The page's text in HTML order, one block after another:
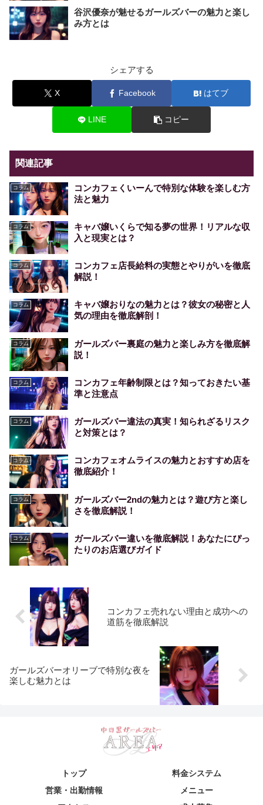
谷沢優奈が魅せるガールズバーの魅力と楽し
み方とは
シェアする
X Facebook はてブ
LINE コピー
関連記事
コラム
コンカフェくいーんで特別な体験を楽しむ方
法と魅力
コラム
キャバ嬢いくらで知る夢の世界！リアルな収
入と現実とは？
コラム
コンカフェ店長給料の実態とやりがいを徹底
解説！
コラム
キャバ嬢おりなの魅力とは？彼女の秘密と人
気の理由を徹底解剖！
コラム
ガールズバー裏庭の魅力と楽しみ方を徹底解
説！
コラム
コンカフェ年齢制限とは？知っておきたい基
準と注意点
コラム
ガールズバー違法の真実！知られざるリスク
と対策とは？
コラム
コンカフェオムライスの魅力とおすすめ店を
徹底紹介！
コラム
ガールズバー2ndの魅力とは？遊び方と楽し
さを徹底解説！
コラム
ガールズバー違いを徹底解説！あなたにぴっ
たりのお店選びガイド
コンカフェ売れない理由と成功への
道筋を徹底解説
ガールズバーオリーブで特別な夜を
楽しむ魅力とは
トップ
料金システム
営業・出勤情報
メニュー